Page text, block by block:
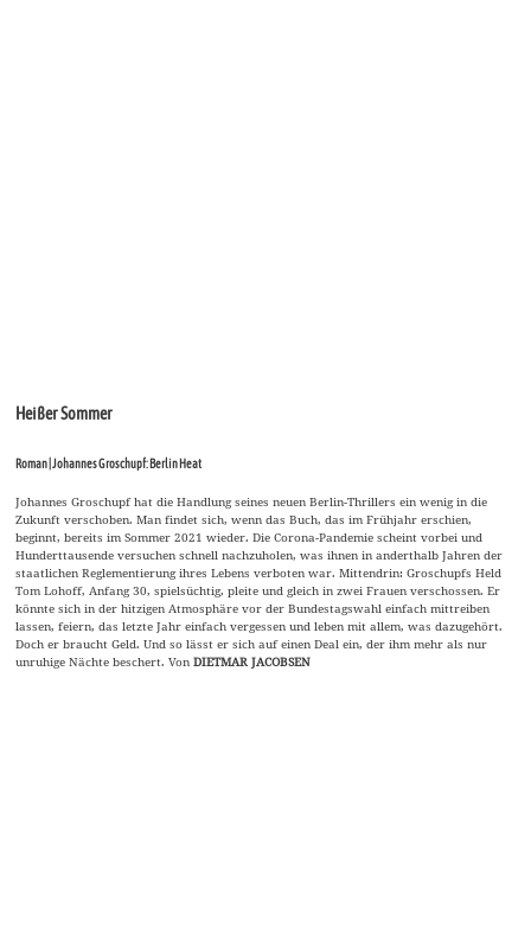
Heißer Sommer
Roman | Johannes Groschupf: Berlin Heat
Johannes Groschupf hat die Handlung seines neuen Berlin-Thrillers ein wenig in die
Zukunft verschoben. Man findet sich, wenn das Buch, das im Frühjahr erschien,
beginnt, bereits im Sommer 2021 wieder. Die Corona-Pandemie scheint vorbei und
Hunderttausende versuchen schnell nachzuholen, was ihnen in anderthalb Jahren der
staatlichen Reglementierung ihres Lebens verboten war. Mittendrin: Groschupfs Held
Tom Lohoff, Anfang 30, spielsüchtig, pleite und gleich in zwei Frauen verschossen. Er
könnte sich in der hitzigen Atmosphäre vor der Bundestagswahl einfach mittreiben
lassen, feiern, das letzte Jahr einfach vergessen und leben mit allem, was dazugehört.
Doch er braucht Geld. Und so lässt er sich auf einen Deal ein, der ihm mehr als nur
unruhige Nächte beschert. VonDIETMAR JACOBSEN